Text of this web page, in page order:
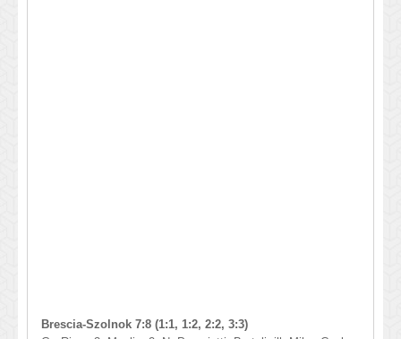
Brescia-Szolnok 7:8 (1:1, 1:2, 2:2, 3:3)